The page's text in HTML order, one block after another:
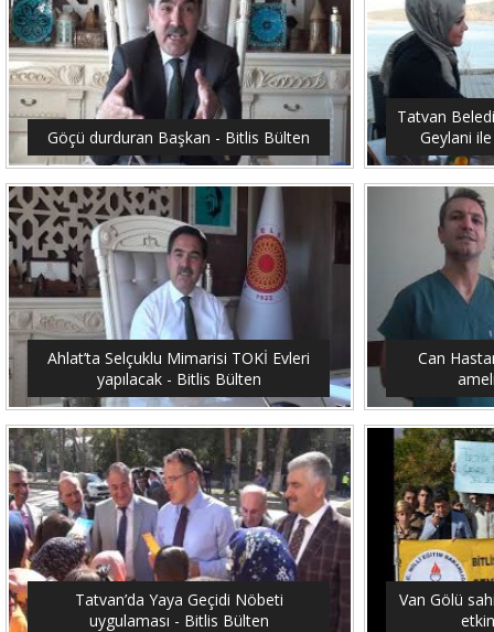
Göçü durduran Başkan - Bitlis Bülten
Tatvan
Geylani
Ahlat’ta Selçuklu Mimarisi TOKİ Evleri
yapılacak - Bitlis Bülten
Can
Tatvan’da Yaya Geçidi Nöbeti
uygulaması - Bitlis Bülten
Van Gölü